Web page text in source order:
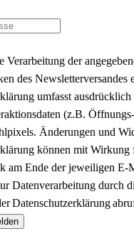
der
des Newsletterversandes
umfasst ausdrücklich
(z.B.
Änderungen und
können mit Wirkung
am Ende der jeweiligen E-
Datenverarbeitung durch
Datenschutzerklärung